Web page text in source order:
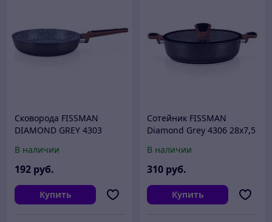
Cковорода FISSMAN
DIAMOND GREY 4303
антипригарным
покрытием)
В наличии
192 руб.
Купить
Сотейник FISSMAN
Diamond Grey 4306 28x7,5
крышкой (алюминий с
антипригарным
В наличии
310 руб.
Купить